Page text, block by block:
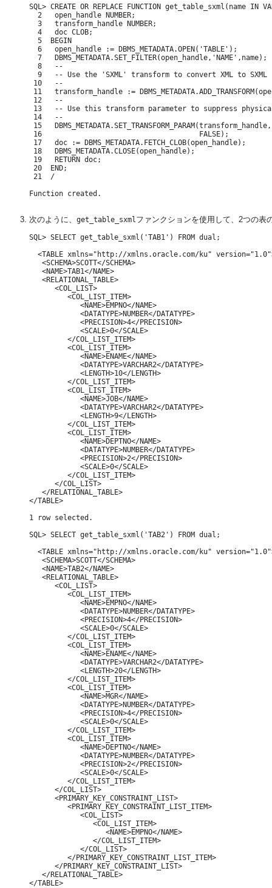
SQL> CREATE OR REPLACE FUNCTION get_table_sxml(name IN
  2   open_handle NUMBER;
  3   transform_handle NUMBER;
  4   doc CLOB;
  5  BEGIN
  6   open_handle := DBMS_METADATA.OPEN('TABLE');
  7   DBMS_METADATA.SET_FILTER(open_handle,'NAME',name);
  8   --
  9   -- Use the 'SXML' transform to convert XML to SXML
10   --
11   transform_handle :=
12   --
13   -- Use this transform parameter to suppress
14   --
15
16                                     FALSE);
17   doc := DBMS_METADATA.FETCH_CLOB(open_handle);
18   DBMS_METADATA.CLOSE(open_handle);
19   RETURN doc;
20  END;
21  /
Function created.
次のように、 get_table_sxml ファンクションを使用して、2つの表
SQL> SELECT get_table_sxml('TAB1') FROM dual;
<TABLE xmlns="http://xmlns.oracle.com/ku"
   <SCHEMA>SCOTT</SCHEMA>
   <NAME>TAB1</NAME>
   <RELATIONAL_TABLE>
      <COL_LIST>
         <COL_LIST_ITEM>
            <NAME>EMPNO</NAME>
            <DATATYPE>NUMBER</DATATYPE>
            <PRECISION>4</PRECISION>
            <SCALE>0</SCALE>
         </COL_LIST_ITEM>
         <COL_LIST_ITEM>
            <NAME>ENAME</NAME>
            <DATATYPE>VARCHAR2</DATATYPE>
            <LENGTH>10</LENGTH>
         </COL_LIST_ITEM>
         <COL_LIST_ITEM>
            <NAME>JOB</NAME>
            <DATATYPE>VARCHAR2</DATATYPE>
            <LENGTH>9</LENGTH>
         </COL_LIST_ITEM>
         <COL_LIST_ITEM>
            <NAME>DEPTNO</NAME>
            <DATATYPE>NUMBER</DATATYPE>
            <PRECISION>2</PRECISION>
            <SCALE>0</SCALE>
         </COL_LIST_ITEM>
      </COL_LIST>
   </RELATIONAL_TABLE>
</TABLE>
1 row selected.
SQL> SELECT get_table_sxml('TAB2') FROM dual;
<TABLE xmlns="http://xmlns.oracle.com/ku"
   <SCHEMA>SCOTT</SCHEMA>
   <NAME>TAB2</NAME>
   <RELATIONAL_TABLE>
      <COL_LIST>
         <COL_LIST_ITEM>
            <NAME>EMPNO</NAME>
            <DATATYPE>NUMBER</DATATYPE>
            <PRECISION>4</PRECISION>
            <SCALE>0</SCALE>
         </COL_LIST_ITEM>
         <COL_LIST_ITEM>
            <NAME>ENAME</NAME>
            <DATATYPE>VARCHAR2</DATATYPE>
            <LENGTH>20</LENGTH>
         </COL_LIST_ITEM>
         <COL_LIST_ITEM>
            <NAME>MGR</NAME>
            <DATATYPE>NUMBER</DATATYPE>
            <PRECISION>4</PRECISION>
            <SCALE>0</SCALE>
         </COL_LIST_ITEM>
         <COL_LIST_ITEM>
            <NAME>DEPTNO</NAME>
            <DATATYPE>NUMBER</DATATYPE>
            <PRECISION>2</PRECISION>
            <SCALE>0</SCALE>
         </COL_LIST_ITEM>
      </COL_LIST>
      <PRIMARY_KEY_CONSTRAINT_LIST>
         <PRIMARY_KEY_CONSTRAINT_LIST_ITEM>
            <COL_LIST>
               <COL_LIST_ITEM>
                  <NAME>EMPNO</NAME>
               </COL_LIST_ITEM>
            </COL_LIST>
         </PRIMARY_KEY_CONSTRAINT_LIST_ITEM>
      </PRIMARY_KEY_CONSTRAINT_LIST>
   </RELATIONAL_TABLE>
</TABLE>